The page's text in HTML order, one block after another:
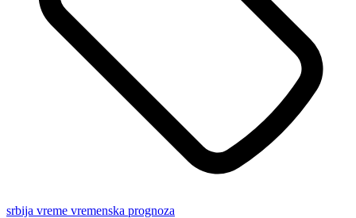
srbija vreme vremenska prognoza